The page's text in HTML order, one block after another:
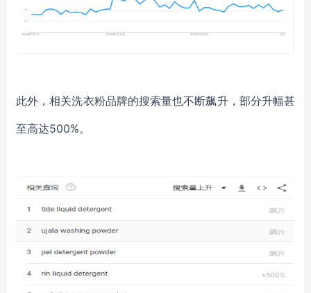
此外，相关洗衣粉品牌的搜索量也不断飙升，部分升幅甚
至高达500%。